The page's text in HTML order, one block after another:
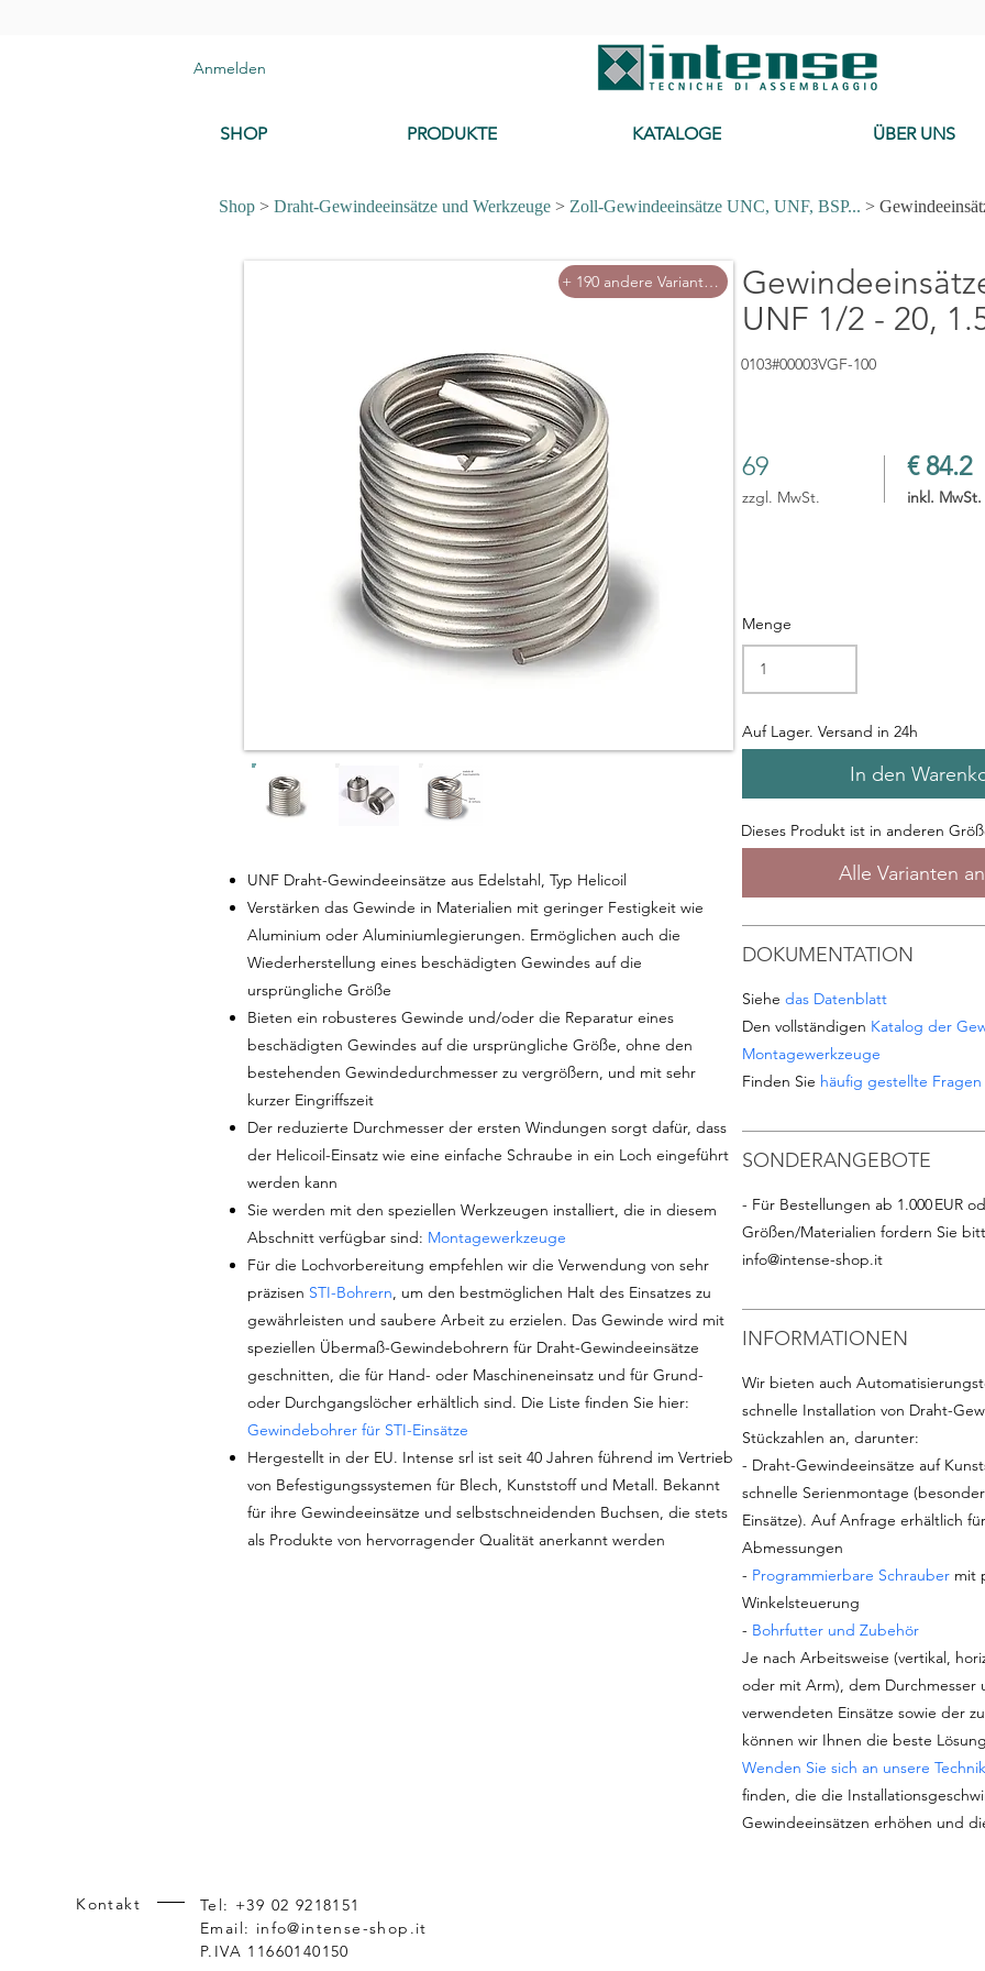
Anmelden
SHOP PRODUKTE KATALOGE ÜBER UNS
Shop > Draht-Gewindeeinsätze und Werkzeuge > Zoll-Gewindeeinsätze UNC, UNF, BSP... >
+ 190 andere Varianten
UNF Draht-Gewindeeinsätze aus Edelstahl, Typ Helicoil
Verstärken das Gewinde in Materialien mit geringer Festigkeit wie
Aluminium oder Aluminiumlegierungen. Ermöglichen auch die
Wiederherstellung eines beschädigten Gewindes auf die
ursprüngliche Größe
Bieten ein robusteres Gewinde und/oder die Reparatur eines
beschädigten Gewindes auf die ursprüngliche Größe, ohne den
bestehenden Gewindedurchmesser zu vergrößern, und mit sehr
kurzer Eingriffszeit
Der reduzierte Durchmesser der ersten Windungen sorgt dafür, dass
der Helicoil-Einsatz wie eine einfache Schraube in ein Loch eingeführt
werden kann
Sie werden mit den speziellen Werkzeugen installiert, die in diesem
Abschnitt verfügbar sind: Montagewerkzeuge
Für die Lochvorbereitung empfehlen wir die Verwendung von sehr
präzisen STI-Bohrern, um den bestmöglichen Halt des Einsatzes zu
gewährleisten und saubere Arbeit zu erzielen. Das Gewinde wird mit
speziellen Übermaß-Gewindebohrern für Draht-Gewindeeinsätze
geschnitten, die für Hand- oder Maschineneinsatz und für Grund-
oder Durchgangslöcher erhältlich sind. Die Liste finden Sie hier:
Gewindebohrer für STI-Einsätze
Hergestellt in der EU. Intense srl ist seit 40 Jahren führend im Vertrieb
von Befestigungssystemen für Blech, Kunststoff und Metall. Bekannt
für ihre Gewindeeinsätze und selbstschneidenden Buchsen, die stets
als Produkte von hervorragender Qualität anerkannt werden
UNF 1/2 - 20,
0103#00003VGF-100
69 € 84.2
zzgl. MwSt. inkl. MwSt.
Menge
Auf Lager. Versand in 24h
In den
Dieses Produkt ist in anderen
Alle Varianten
DOKUMENTATION
Siehe das Datenblatt
Den vollständigen Katalog der
Montagewerkzeuge
Finden Sie häufig gestellte
SONDERANGEBOTE
- Für Bestellungen ab 1.000 EUR
Größen/Materialien fordern Sie
info@intense-shop.it
INFORMATIONEN
Wir bieten auch
schnelle Installation von Draht-
Stückzahlen an, darunter:
- Draht-Gewindeeinsätze auf
schnelle Serienmontage
Einsätze). Auf Anfrage erhältlich
Abmessungen
- Programmierbare Schraubermit
Winkelsteuerung
- Bohrfutter und Zubehör
Je nach Arbeitsweise (vertikal,
oder mit Arm), dem
verwendeten Einsätze sowie der
können wir Ihnen die beste
Wenden Sie sich an unsere
finden, die die
Gewindeeinsätzen erhöhen und
Riferimenti incrociati dei prodotti: MS124700, undefined, TNF-8C-0750, undefined
Kontakt
Tel: +39 02 9218151
Email: info@intense-shop.it
P.IVA 11660140150